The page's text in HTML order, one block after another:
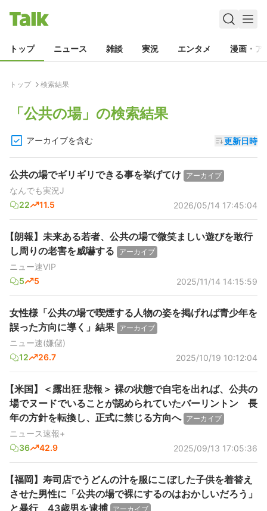
トップ ニュース 雑談 実況 エンタメ 漫画・ア
トップ 検索結果
「公共の場」の検索結果
アーカイブを含む 更新日時
公共の場でギリギリできる事を挙げてけ アーカイブ
なんでも実況J
22
11.5 2026/05/14 17:45:04
【朗報】未来ある若者、公共の場で微笑ましい遊びを敢行
し周りの老害を威嚇する
アーカイブ
ニュー速VIP
5
5 2025/11/14 14:15:59
女性様「公共の場で喫煙する人物の姿を掲げれば青少年を
誤った方向に導く」結果 アーカイブ
ニュー速(嫌儲)
12
26.7 2025/10/19 10:12:04
【米国】＜露出狂 悲報＞ 裸の状態で自宅を出れば、公共の
場でヌードでいることが認められていたバーリントン 長
年の方針を転換し、正式に禁じる方向へ アーカイブ
ニュース速報+
36
42.9 2025/09/13 17:05:36
【福岡】寿司店でうどんの汁を服にこぼした子供を着替え
させた男性に「公共の場で裸にするのはおかしいだろう」
と暴行 43歳男を逮捕 アーカイブ